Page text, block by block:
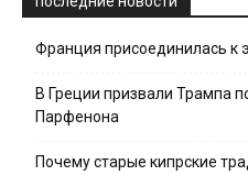
Франция присоединилась к
В Греции призвали Трампа
Парфенона
Почему старые кипрские